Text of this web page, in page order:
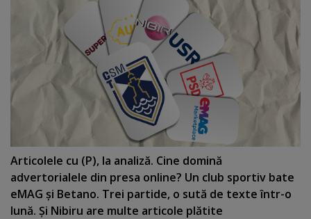
Articolele cu (P), la analiză. Cine domină
advertorialele din presa online? Un club sportiv bate
eMAG şi Betano. Trei partide, o sută de texte într-o
lună. Şi Nibiru are multe articole plătite